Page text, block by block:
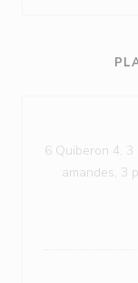
6 Quiberon 4, 3
amandes, 3